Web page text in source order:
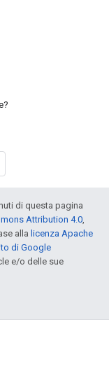
di questa pagina
Attribution 4.0,
alla licenza Apache
di Google
e/o delle sue